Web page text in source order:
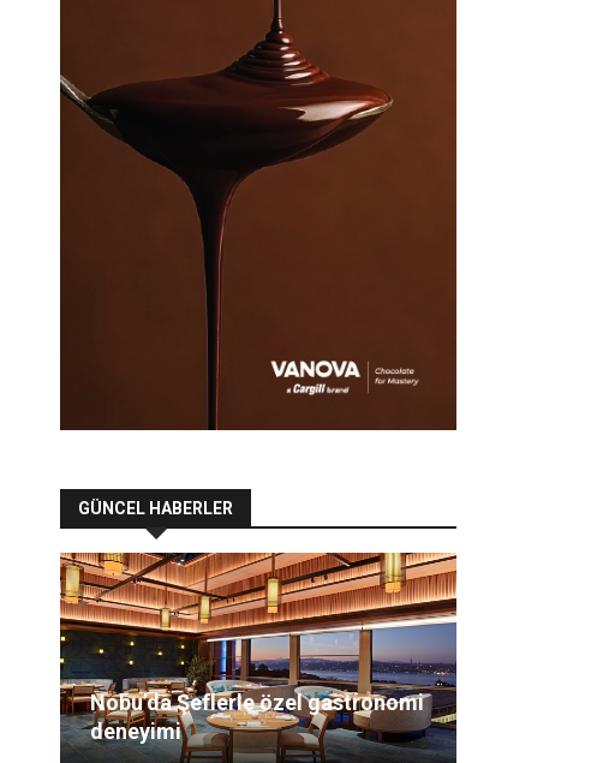
GÜNCEL HABERLER
Nobu’da Şeflerle özel gastronomi
deneyimi